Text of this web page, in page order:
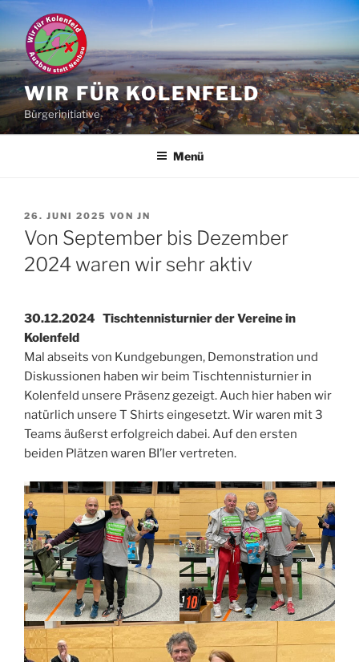
Zum
Inhalt
springen
WIR FÜR KOLENFELD
Bürgerinitiative
Menü
VERÖFFENTLICHT
AM
26. JUNI 2025 VON JN
Von September bis Dezember
2024 waren wir sehr aktiv
30.12.2024 Tischtennisturnier der Vereine in
Kolenfeld
Mal abseits von Kundgebungen, Demonstration und
Diskussionen haben wir beim Tischtennisturnier in
Kolenfeld unsere Präsenz gezeigt. Auch hier haben wir
natürlich unsere T Shirts eingesetzt. Wir waren mit 3
Teams äußerst erfolgreich dabei. Auf den ersten
beiden Plätzen waren BI’ler vertreten.